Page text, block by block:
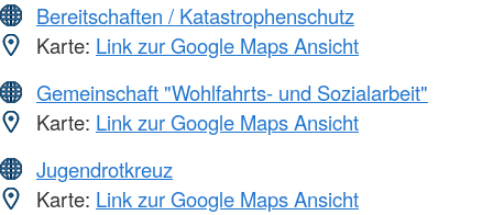
Bereitschaften / Katastrophenschutz
Karte: Link zur Google Maps Ansicht
Gemeinschaft "Wohlfahrts- und Sozialarbeit"
Karte: Link zur Google Maps Ansicht
Jugendrotkreuz
Karte: Link zur Google Maps Ansicht